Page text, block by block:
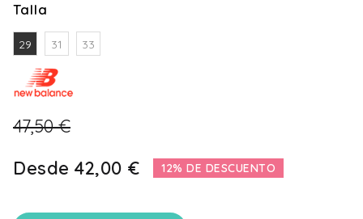
Talla
29 31 33
47,50 €
Desde 42,00 € 12% DE DESCUENTO